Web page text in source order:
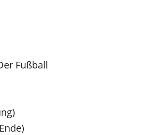
Fußball